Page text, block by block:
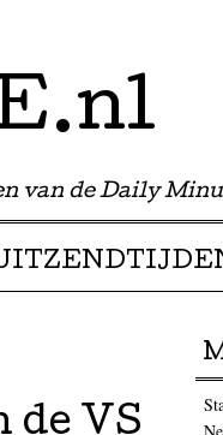
van de Daily
de VS